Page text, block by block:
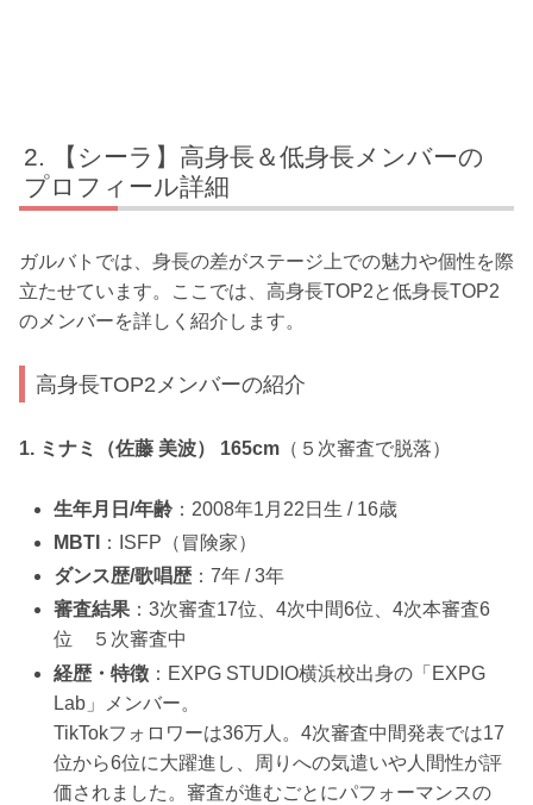
【シーラ】高身長＆低身長メンバーの
プロフィール詳細
ガルバトでは、身長の差がステージ上での魅力や個性を際
立たせています。ここでは、高身長TOP2と低身長TOP2
のメンバーを詳しく紹介します。
高身長TOP2メンバーの紹介
1. ミナミ（佐藤 美波） 165cm （５次審査で脱落）
生年月日/年齢 ：2008年1月22日生 / 16歳
MBTI
：ISFP（冒険家）
ダンス歴/歌唱歴 ：7年 / 3年
審査結果 ：3次審査17位、4次中間6位、4次本審査6
位 ５次審査中
経歴・特徴 ：EXPG STUDIO横浜校出身の「EXPG
Lab」メンバー。
TikTokフォロワーは36万人。4次審査中間発表では17
位から6位に大躍進し、周りへの気遣いや人間性が評
価されました。審査が進むごとにパフォーマンスの